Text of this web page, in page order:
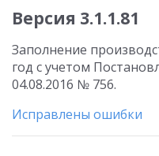
Версия 3.1.1.81
Заполнение
год с учетом
04.08.2016 № 756.
Исправлены ошибки